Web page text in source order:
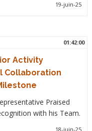
19-juin-25
01:42:00
Activity
Collaboration
Praised
with his Team.
18-juin-25